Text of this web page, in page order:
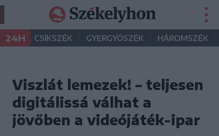
24H CSÍKSZÉK • GYERGYÓSZÉK • HÁROMSZÉK •
Viszlát lemezek! – teljesen
digitálissá válhat a
jövőben a videójáték-ipar